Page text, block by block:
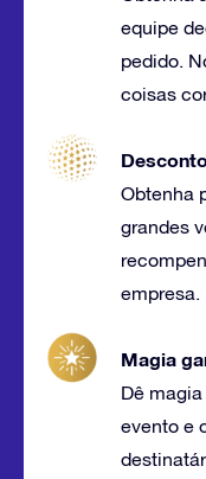
equipe
pedido.
coisas
Obtenha
grandes
empresa.
Magia
Dê
evento e